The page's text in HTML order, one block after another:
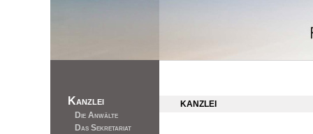
Kanzlei
Die Anwälte
Das Sekretariat
KANZLEI